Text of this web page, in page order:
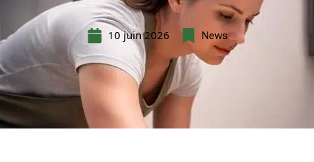
10 juin 2026 News